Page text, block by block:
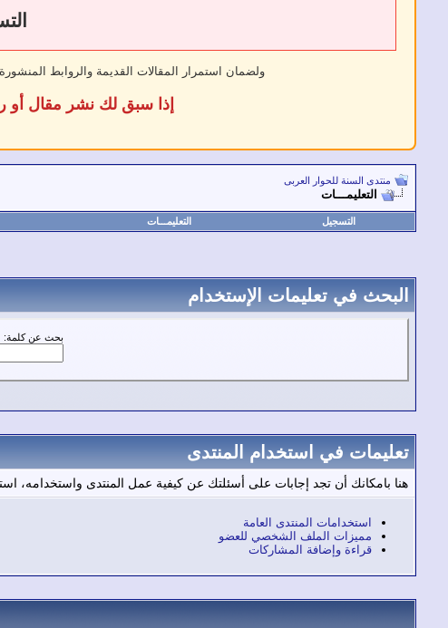
ولضمان استمرار المقالات القديمة والروابط
إذا سبق لك نشر مقال أو
منتدى السنة للحوار العربى
التعليمـــات
التسجيل التعليمـــات
البحث في تعليمات الإستخدام
بحث عن كلمة:
تعليمات في استخدام المنتدى
هنا بامكانك أن تجد إجابات على أسئلتك عن كيفية عمل المنتدى واستخدامه،
استخدامات المنتدى العامة
مميزات الملف الشخصي للعضو
قراءة وإضافة المشاركات